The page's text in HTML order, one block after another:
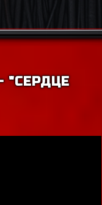
"СЕРДЦЕ